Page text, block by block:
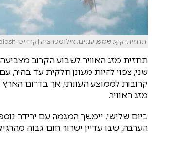
תחזית, קיץ, שמש, עננים. אילוסטרציה | קרדיט: unsplash
תחזית מזג האוויר לשבוע הקרוב
שני, צפוי להיות מעונן חלקית עד בהיר,
קרובות לממוצע העונתי, אך בדרום
מזג האוויר.
ביום שלישי, יימשך המגמה עם ירידה
הערבה, שבו עדיין ישרור חום גבוה